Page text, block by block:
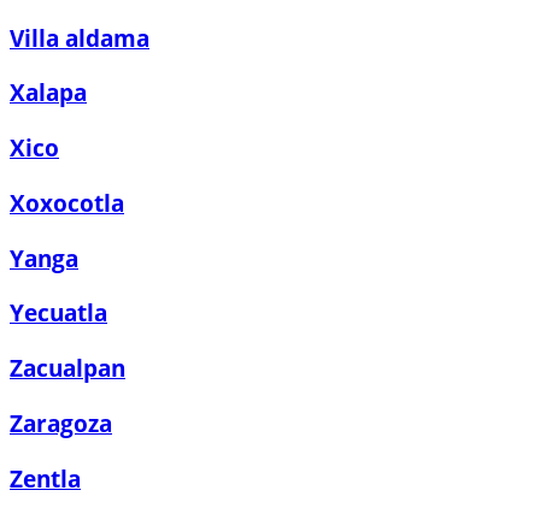
Villa aldama
Xalapa
Xico
Xoxocotla
Yanga
Yecuatla
Zacualpan
Zaragoza
Zentla